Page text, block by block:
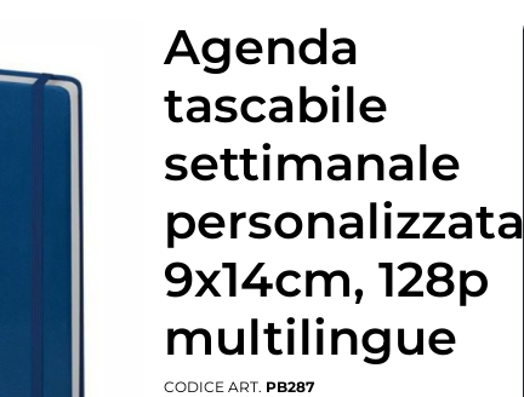
Agenda
tascabile
settimanale
personalizzata
9x14cm, 128p
multilingue
CODICE ART. PB287